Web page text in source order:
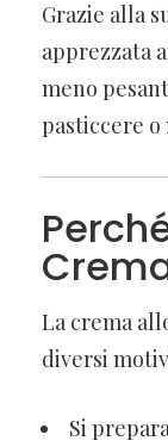
Grazie alla
apprezzata
meno
pasticcere o
La crema
diversi
Si